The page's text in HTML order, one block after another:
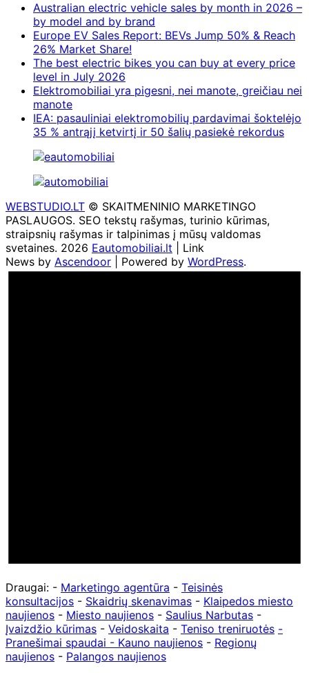
Australian electric vehicle sales by month in 2026 –
by model and by brand
Europe EV Sales Report: BEVs Jump 50% & Reach
26% Market Share!
The best electric bikes you can buy at every price
level in July 2026
Elektromobiliai yra pigesni, nei manote, greičiau nei
manote
IEA: pasauliniai elektromobilių pardavimai šoktelėjo
35 % antrąjį ketvirtį ir 50 šalių pasiekė rekordus
WEBSTUDIO.LT © SKAITMENINIO MARKETINGO
PASLAUGOS. SEO tekstų rašymas, turinio kūrimas,
straipsnių rašymas ir talpinimas į mūsų valdomas
svetaines. 2026 Eautomobiliai.lt | Link
News by Ascendoor | Powered by WordPress.
Draugai: - Marketingo agentūra - Teisinės
konsultacijos - Skaidrių skenavimas - Klaipedos miesto
naujienos - Miesto naujienos - Saulius Narbutas -
Įvaizdžio kūrimas - Veidoskaita - Teniso treniruotės -
Pranešimai spaudai - Kauno naujienos - Regionų
naujienos - Palangos naujienos